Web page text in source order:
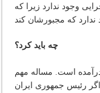
وجود ندارد زیرا که
چه باید کرد؟
است. مساله مهم
رئیس جمهوری ایران